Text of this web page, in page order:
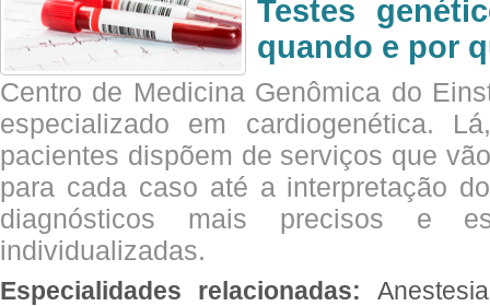
Testes
quando e por
Centro de Medicina Genômica do
especializado em cardiogenética.
pacientes dispõem de serviços que
para cada caso até a interpretação
diagnósticos mais precisos e
individualizadas.
Especialidades relacionadas: